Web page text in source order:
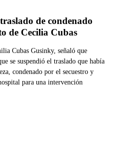
de condenado
de Cecilia Cubas
Cubas Gusinky, señaló que
se suspendió el traslado que había
condenado por el secuestro y
para una intervención